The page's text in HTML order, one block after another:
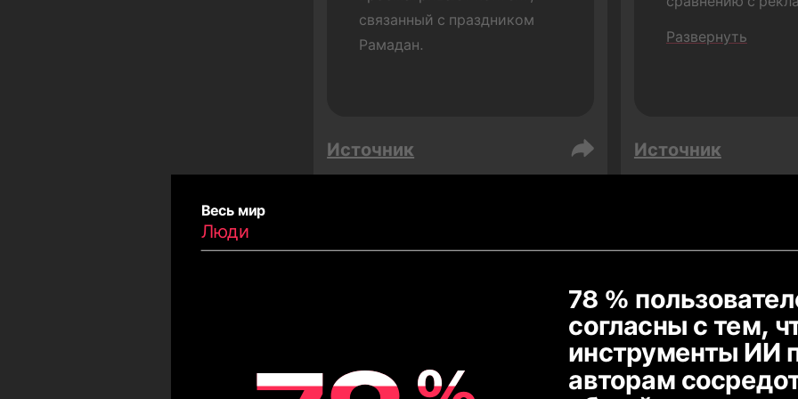
связанный с праздником
Рамадан.
Источник
Развернуть
Источник
Люди Люди
Весь мир
Люди
78 %
согласны с тем,
инструменты ИИ
авторам